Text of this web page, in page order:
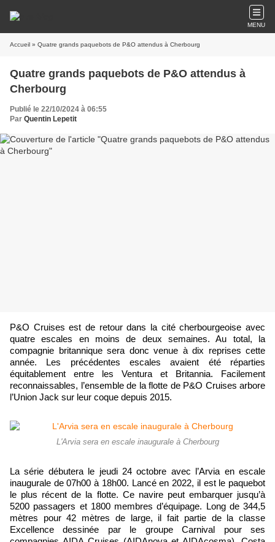
MENU
Accueil » Quatre grands paquebots de P&O attendus à Cherbourg
Quatre grands paquebots de P&O attendus à
Cherbourg
Publié le 22/10/2024 à 06:55
Par Quentin Lepetit
P&O Cruises est de retour dans la cité cherbourgeoise avec
quatre escales en moins de deux semaines. Au total, la
compagnie britannique sera donc venue à dix reprises cette
année. Les précédentes escales avaient été réparties
équitablement entre les Ventura et Britannia. Facilement
reconnaissables, l’ensemble de la flotte de P&O Cruises arbore
l’Union Jack sur leur coque depuis 2015.
L'Arvia sera en escale inaugurale à Cherbourg
La série débutera le jeudi 24 octobre avec l’Arvia en escale
inaugurale de 07h00 à 18h00. Lancé en 2022, il est le paquebot
le plus récent de la flotte. Ce navire peut embarquer jusqu’à
5200 passagers et 1800 membres d’équipage. Long de 344,5
mètres pour 42 mètres de large, il fait partie de la classe
Excellence dessinée par le groupe Carnival pour ses